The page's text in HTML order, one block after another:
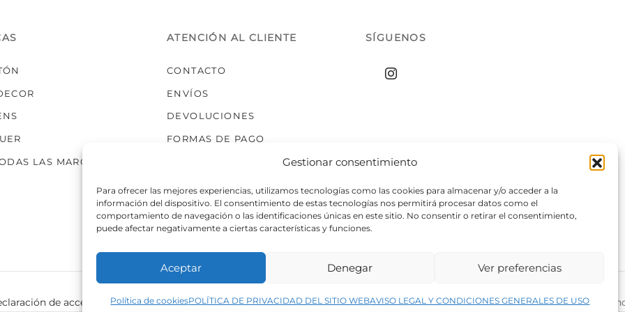
Gestionar consentimiento
Para ofrecer las mejores experiencias, utilizamos tecnologías como las cookies para almacenar y/o acceder a la
información del dispositivo. El consentimiento de estas tecnologías nos permitirá procesar datos como el
comportamiento de navegación o las identificaciones únicas en este sitio. No consentir o retirar el consentimiento,
puede afectar negativamente a ciertas características y funciones.
Aceptar Denegar Ver preferencias
Política de cookiesPOLÍTICA DE PRIVACIDAD DEL SITIO WEBAVISO LEGAL Y CONDICIONES GENERALES DE USO
LAS MARCAS
ATENCIÓN AL CLIENTE
CONTACTO
ENVÍOS
DEVOLUCIONES
FORMAS DE PAGO
SÍGUENOS
de accesibilidad Política de cookies Política de privacidad del sitio web ©2026 Decopintur- todos los